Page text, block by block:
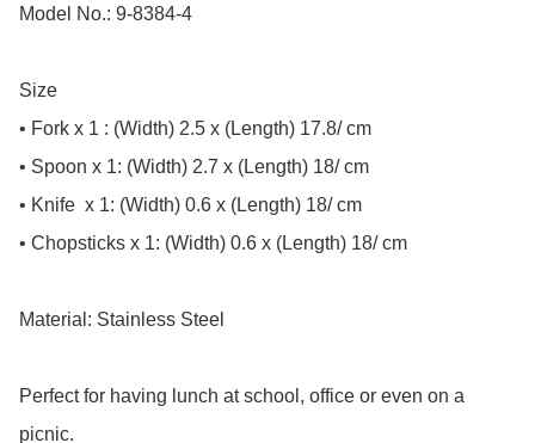
Model No.: 9-8384-4
Size
• Fork x 1 : (Width) 2.5 x (Length) 17.8/ cm
• Spoon x 1: (Width) 2.7 x (Length) 18/ cm
• Knife  x 1: (Width) 0.6 x (Length) 18/ cm
• Chopsticks x 1: (Width) 0.6 x (Length) 18/ cm
Material: Stainless Steel
Perfect for having lunch at school, office or even on a
picnic.